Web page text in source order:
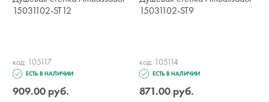
15031102-ST12
код: 105117
ЕСТЬ В НАЛИЧИИ
909.00 руб.
15031102-ST9
код: 105114
ЕСТЬ В НАЛИЧИИ
871.00 руб.